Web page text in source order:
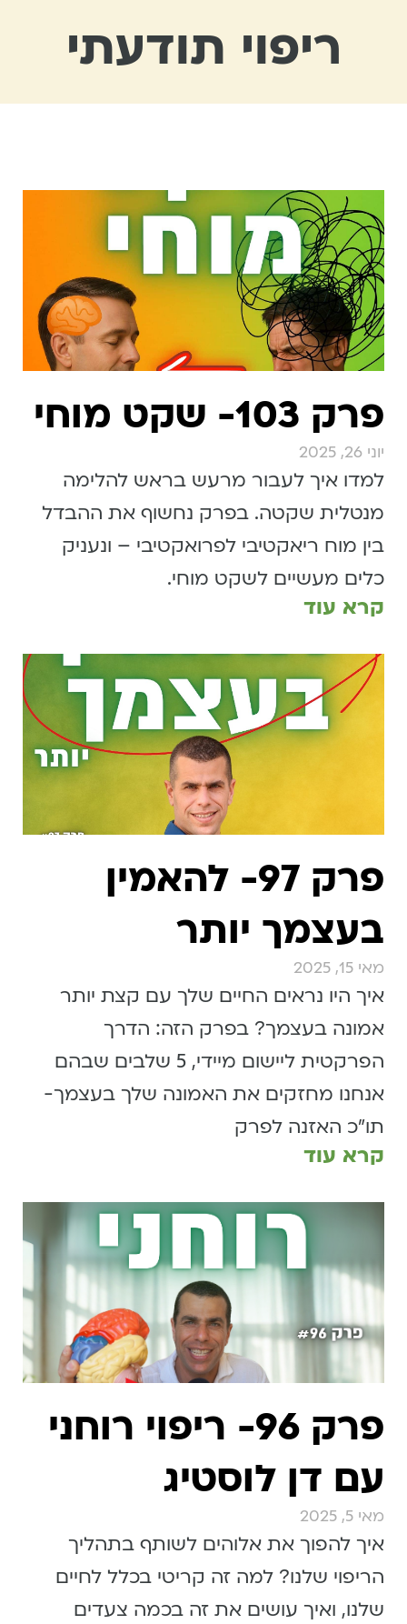
ריפוי תודעתי
פרק 103- שקט מוחי
יוני 26, 2025
למדו איך לעבור מרעש בראש להלימה
מנטלית שקטה. בפרק נחשוף את ההבדל
בין מוח ריאקטיבי לפרואקטיבי – ונעניק
כלים מעשיים לשקט מוחי.
קרא עוד
פרק 97- להאמין
בעצמך יותר
מאי 15, 2025
איך היו נראים החיים שלך עם קצת יותר
אמונה בעצמך? בפרק הזה: הדרך
הפרקטית ליישום מיידי, 5 שלבים שבהם
אנחנו מחזקים את האמונה שלך בעצמך-
תו״כ האזנה לפרק
קרא עוד
פרק 96- ריפוי רוחני
עם דן לוסטיג
מאי 5, 2025
איך להפוך את אלוהים לשותף בתהליך
הריפוי שלנו? למה זה קריטי בכלל לחיים
שלנו, ואיך עושים את זה בכמה צעדים